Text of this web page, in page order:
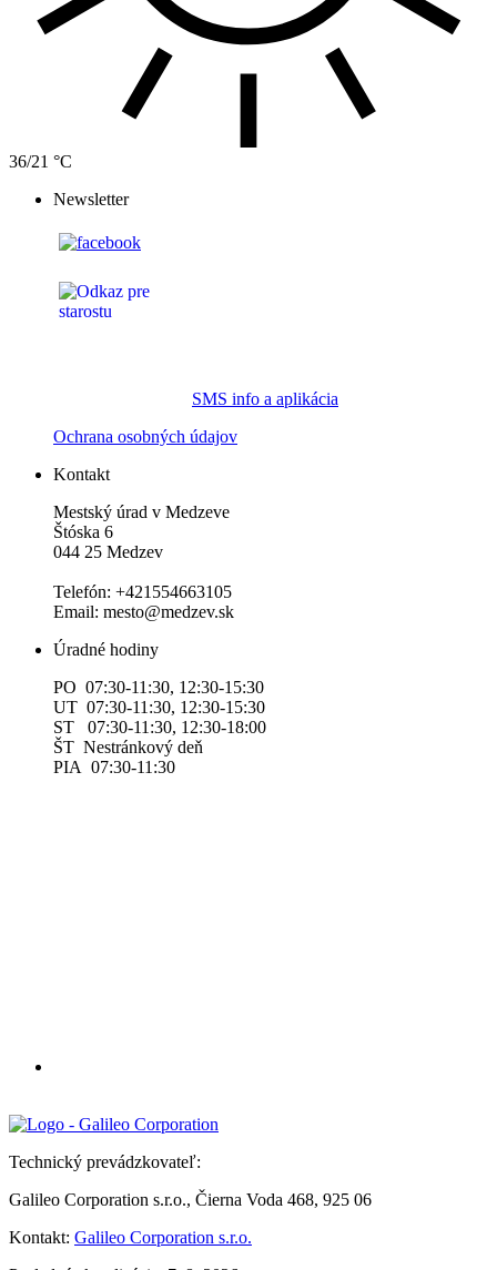
36/21 °C
Newsletter
SMS info a aplikácia
Ochrana osobných údajov
Kontakt
Mestský úrad v Medzeve
Štóska 6
044 25 Medzev
Telefón: +421554663105
Email: mesto@medzev.sk
Úradné hodiny
PO 07:30-11:30, 12:30-15:30
UT 07:30-11:30, 12:30-15:30
ST 07:30-11:30, 12:30-18:00
ŠT Nestránkový deň
PIA 07:30-11:30
Technický prevádzkovateľ:
Galileo Corporation s.r.o., Čierna Voda 468, 925 06
Kontakt: Galileo Corporation s.r.o.